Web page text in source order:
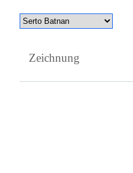
Zeichnung